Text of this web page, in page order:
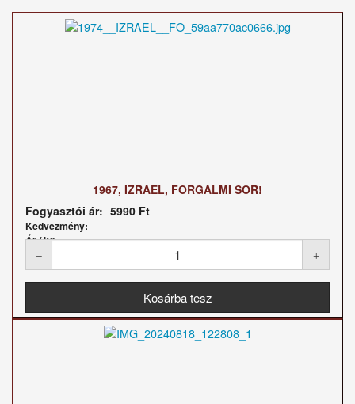
1967, IZRAEL, FORGALMI SOR!
Fogyasztói ár: 5990 Ft
Kedvezmény:
Ár / kg: